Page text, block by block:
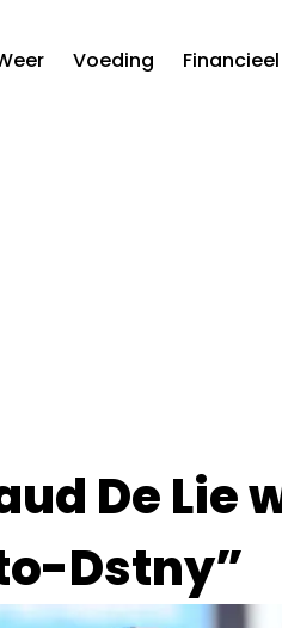
Voeding Financieel
De Lie
Dstny”